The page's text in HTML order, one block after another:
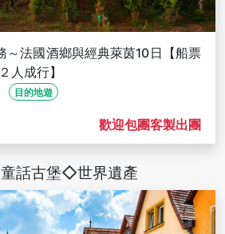
～法國酒鄉與經典萊茵10日【船票
人成行】
目的地遊
歡迎包團客製出團
話古堡◇世界遺產